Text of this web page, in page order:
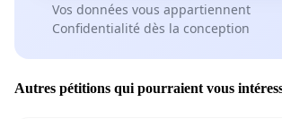
Vos données vous appartiennent
Confidentialité dès la conception
Autres pétitions qui pourraient vous